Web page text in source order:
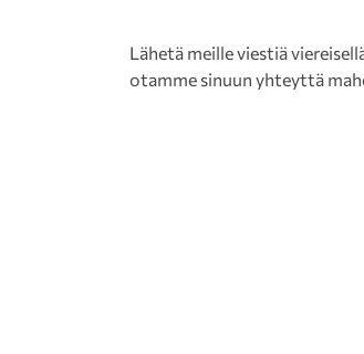
Lähetä meille viestiä
otamme sinuun yhteyttä